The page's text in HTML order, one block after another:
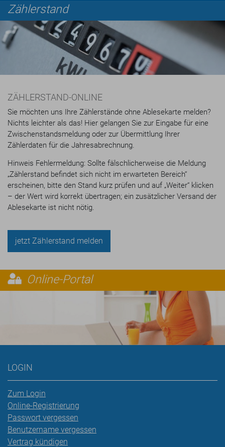
Zählerstand
ZÄHLERSTAND-ONLINE
Sie möchten uns Ihre Zählerstände ohne Ablesekarte melden?
Nichts leichter als das! Hier gelangen Sie zur Eingabe für eine
Zwischenstandsmeldung oder zur Übermittlung Ihrer
Zählerdaten für die Jahresabrechnung.
Hinweis Fehlermeldung: Sollte fälschlicherweise die Meldung
„Zählerstand befindet sich nicht im erwarteten Bereich“
erscheinen, bitte den Stand kurz prüfen und auf „Weiter“ klicken
– der Wert wird korrekt übertragen; ein zusätzlicher Versand der
Ablesekarte ist nicht nötig.
jetzt Zählerstand melden
Online-Portal
LOGIN
Zum Login
Online-Registrierung
Passwort vergessen
Benutzername vergessen
Vertrag kündigen